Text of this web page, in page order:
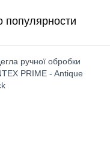
популярности